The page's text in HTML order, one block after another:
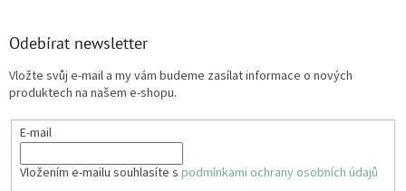
Odebírat newsletter
Vložte svůj e-mail a my vám budeme zasílat informace o nových
produktech na našem e-shopu.
E-mail
Vložením e-mailu souhlasíte s podmínkami ochrany osobních údajů